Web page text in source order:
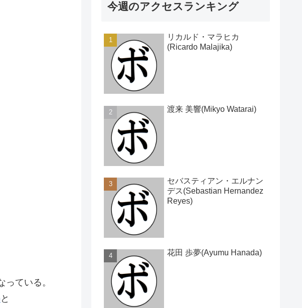
ている。
と
今週のアクセスランキング
リカルド・マラヒカ
(Ricardo Malajika)
渡来 美響(Mikyo Watarai)
セバスティアン・エルナン
デス(Sebastian Hernandez
Reyes)
花田 歩夢(Ayumu Hanada)